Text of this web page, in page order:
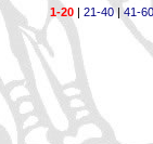
1-20 | 21-40| 41-60